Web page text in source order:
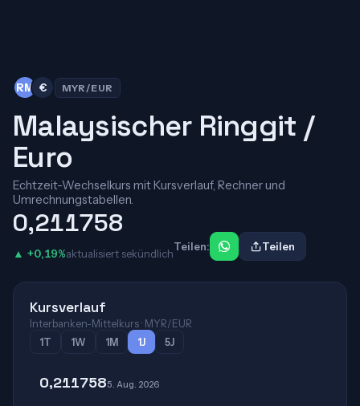
RM € MYR/EUR
Malaysischer Ringgit /
Euro
Echtzeit-Wechselkurs mit Kursverlauf, Rechner und
Umrechnungstabellen.
0,211758
▲ +0,19%aktualisiert sekündlich
Teilen: Teilen
Kursverlauf
Interbanken-Mittelkurs · MYR/EUR
1T
1W 1M 1J 5J
0,2117585. Aug. 2026